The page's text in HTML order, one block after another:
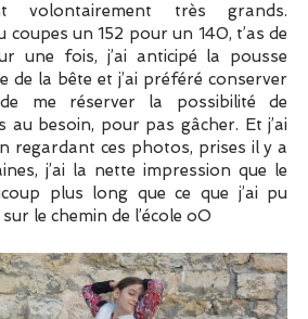
volontairement très grands.
coupes un 152 pour un 140, t’as de
une fois, j’ai anticipé la pousse
de la bête et j’ai préféré conserver
me réserver la possibilité de
au besoin, pour pas gâcher. Et j’ai
regardant ces photos, prises il y a
j’ai la nette impression que le
plus long que ce que j’ai pu
le chemin de l’école oO